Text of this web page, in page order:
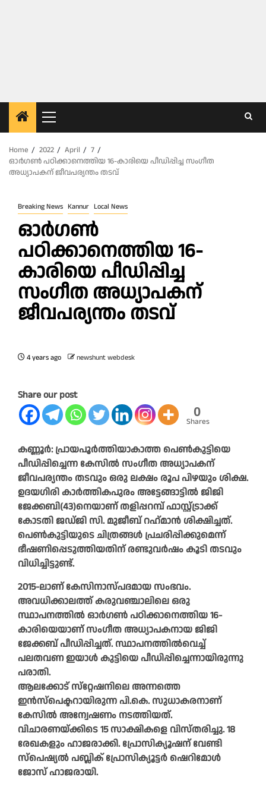
Primary
Menu
Home
2022 April
7
ഓര്‍ഗണ്‍ പഠിക്കാനെത്തിയ 16-കാരിയെ പീഡിപ്പിച്ച സംഗീത
അധ്യാപകന് ജീവപര്യന്തം തടവ്
Breaking News Kannur Local News
ഓര്‍ഗണ്‍
പഠിക്കാനെത്തിയ 16-
കാരിയെ പീഡിപ്പിച്ച
സംഗീത അധ്യാപകന്
ജീവപര്യന്തം തടവ്
4 years ago newshunt webdesk
Share our post
0
Shares
കണ്ണൂര്‍: പ്രായപൂര്‍ത്തിയാകാത്ത പെണ്‍കുട്ടിയെ
പീഡിപ്പിച്ചെന്ന കേസില്‍ സംഗീത അധ്യാപകന്
ജീവപര്യന്തം തടവും ഒരു ലക്ഷം രൂപ പിഴയും ശിക്ഷ.
ഉദയഗിരി കാര്‍ത്തികപുരം അട്ടേങ്ങാട്ടില്‍ ജിജി
ജേക്കബി(43)നെയാണ് തളിപ്പറമ്പ് ഫാസ്റ്റ്ട്രാക്ക്
കോടതി ജഡ്ജി സി. മുജീബ് റഹ്‌മാന്‍ ശിക്ഷിച്ചത്.
പെണ്‍കുട്ടിയുടെ ചിത്രങ്ങള്‍ പ്രചരിപ്പിക്കുമെന്ന്
ഭീഷണിപ്പെടുത്തിയതിന് രണ്ടുവര്‍ഷം കൂടി തടവും
വിധിച്ചിട്ടുണ്ട്.
2015-ലാണ് കേസിനാസ്പദമായ സംഭവം.
അവധിക്കാലത്ത് കരുവഞ്ചാലിലെ ഒരു
സ്ഥാപനത്തില്‍ ഓര്‍ഗണ്‍ പഠിക്കാനെത്തിയ 16-
കാരിയെയാണ് സംഗീത അധ്യാപകനായ ജിജി
ജേക്കബ് പീഡിപ്പിച്ചത്. സ്ഥാപനത്തില്‍വെച്ച്
പലതവണ ഇയാള്‍ കുട്ടിയെ പീഡിപ്പിച്ചെന്നായിരുന്നു
പരാതി.
ആലക്കോട് സ്‌റ്റേഷനിലെ അന്നത്തെ
ഇന്‍സ്‌പെക്ടറായിരുന്ന പി.കെ. സുധാകരനാണ്
കേസില്‍ അന്വേഷണം നടത്തിയത്.
വിചാരണയ്ക്കിടെ 15 സാക്ഷികളെ വിസ്തരിച്ചു. 18
രേഖകളും ഹാജരാക്കി. പ്രോസിക്യൂഷന് വേണ്ടി
സ്‌പെഷ്യല്‍ പബ്ലിക് പ്രോസിക്യൂട്ടര്‍ ഷെറിമോള്‍
ജോസ് ഹാജരായി.